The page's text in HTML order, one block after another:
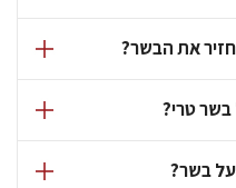
את הבשר?
בשר טרי?
בשר?